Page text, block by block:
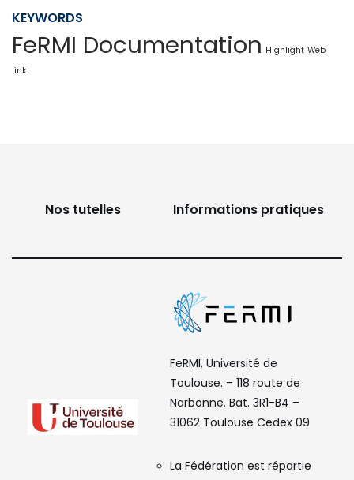
KEYWORDS
FeRMI Documentation Highlight Web
link
Nos tutelles Informations pratiques
FeRMI, Université de
Toulouse. – 118 route de
Narbonne. Bat. 3R1-B4 –
31062 Toulouse Cedex 09
La Fédération est répartie